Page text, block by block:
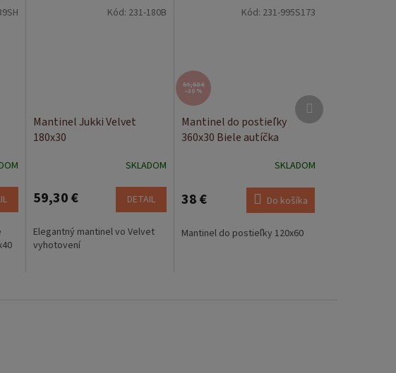
Mantinel Jukki Velvet
180x30
SKLADOM
59,30 € DETAIL
Elegantný mantinel vo Velvet
vyhotovení
Kód: 231-180B
54,50 €
–30 %
Mantinel do postieľky
360x30 Biele autíčka
SKLADOM
38 € Do košíka
Mantinel do postieľky 120x60
Kód: 231-995S173
Ďalší
produkt